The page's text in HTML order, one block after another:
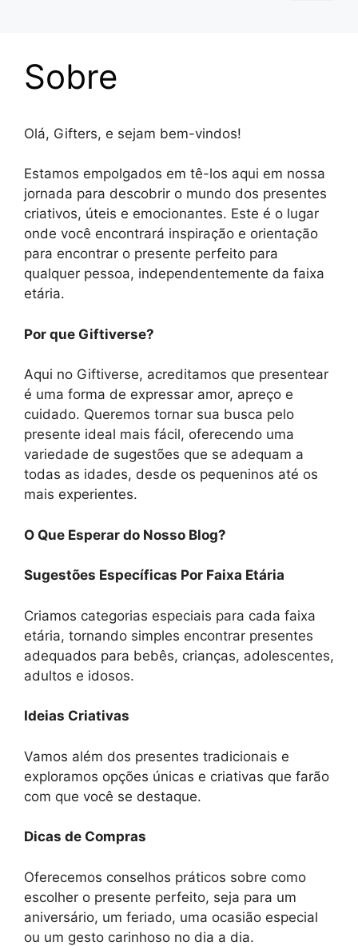
Sobre
Olá, Gifters, e sejam bem-vindos!
Estamos empolgados em tê-los aqui em nossa
jornada para descobrir o mundo dos presentes
criativos, úteis e emocionantes. Este é o lugar
onde você encontrará inspiração e orientação
para encontrar o presente perfeito para
qualquer pessoa, independentemente da faixa
etária.
Por que Giftiverse?
Aqui no Giftiverse, acreditamos que presentear
é uma forma de expressar amor, apreço e
cuidado. Queremos tornar sua busca pelo
presente ideal mais fácil, oferecendo uma
variedade de sugestões que se adequam a
todas as idades, desde os pequeninos até os
mais experientes.
O Que Esperar do Nosso Blog?
Sugestões Específicas Por Faixa Etária
Criamos categorias especiais para cada faixa
etária, tornando simples encontrar presentes
adequados para bebês, crianças, adolescentes,
adultos e idosos.
Ideias Criativas
Vamos além dos presentes tradicionais e
exploramos opções únicas e criativas que farão
com que você se destaque.
Dicas de Compras
Oferecemos conselhos práticos sobre como
escolher o presente perfeito, seja para um
aniversário, um feriado, uma ocasião especial
ou um gesto carinhoso no dia a dia.